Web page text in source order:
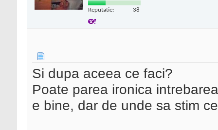
Reputatie: 38
Si dupa aceea ce faci?
Poate parea ironica
e bine, dar de unde sa stim